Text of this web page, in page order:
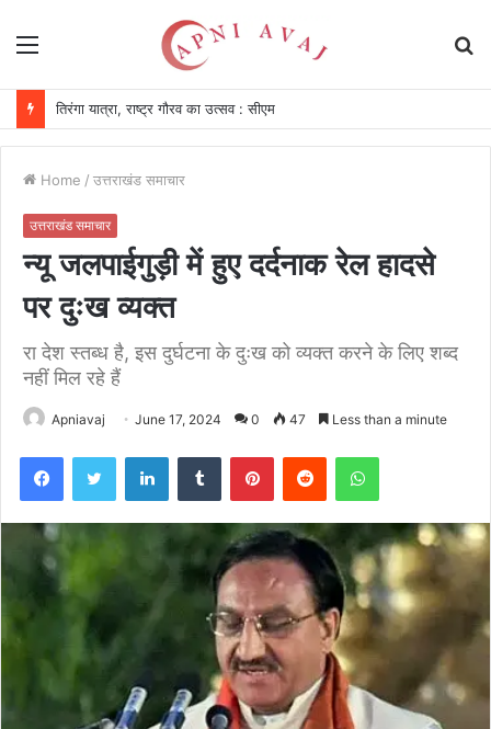
तिरंगा यात्रा, राष्ट्र गौरव का उत्सव : सीएम
Home / उत्तराखंड समाचार
उत्तराखंड समाचार
न्यू जलपाईगुड़ी में हुए दर्दनाक रेल हादसे
पर दुःख व्यक्त
रा देश स्तब्ध है, इस दुर्घटना के दुःख को व्यक्त करने के लिए शब्द
नहीं मिल रहे हैं
Apniavaj June 17, 2024 0 47 Less than a minute